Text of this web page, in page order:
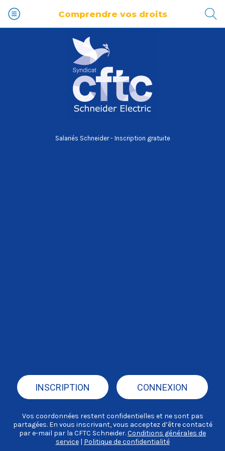
Comprendre vos droits
Salariés Schneider - Inscription gratuite
INSCRIPTION CONNEXION
Vos coordonnées restent confidentielles et ne sont pas
partagées. En vous inscrivant, vous acceptez d’être contacté
par e-mail par la CFTC Schneider.Conditions générales de
service| Politique de confidentialité